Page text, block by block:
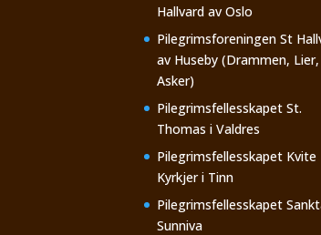
Hallvard av Oslo
Pilegrimsforeningen St
av Huseby (Drammen, Lier,
Asker)
Pilegrimsfellesskapet St.
Thomas i Valdres
Pilegrimsfellesskapet Kvite
Kyrkjer i Tinn
Pilegrimsfellesskapet
Sunniva